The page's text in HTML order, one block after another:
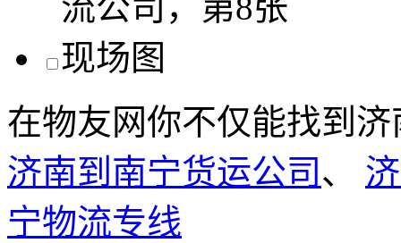
在物友网你不仅能找到
济南到南宁货运公司 、
宁物流专线